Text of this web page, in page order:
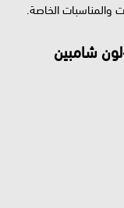
والمناسبات الخاصة.
شامبين